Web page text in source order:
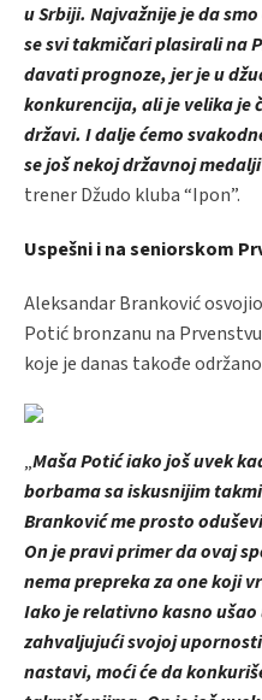
u Srbiji. Najvažnije je da
se svi takmičari plasirali na
davati prognoze, jer je u
konkurencija, ali je velika je
državi. I dalje ćemo
se još nekoj državnoj medalji
trener Džudo kluba “Ipon”.
Uspešni i na seniorskom
Aleksandar Branković
Potić bronzanu na
koje je danas takođe
„Maša Potić iako još uvek
borbama sa iskusnijim
Branković me prosto
On je pravi primer da ovaj
nema prepreka za one koji
Iako je relativno kasno
zahvaljujući svojoj
nastavi, moći će da